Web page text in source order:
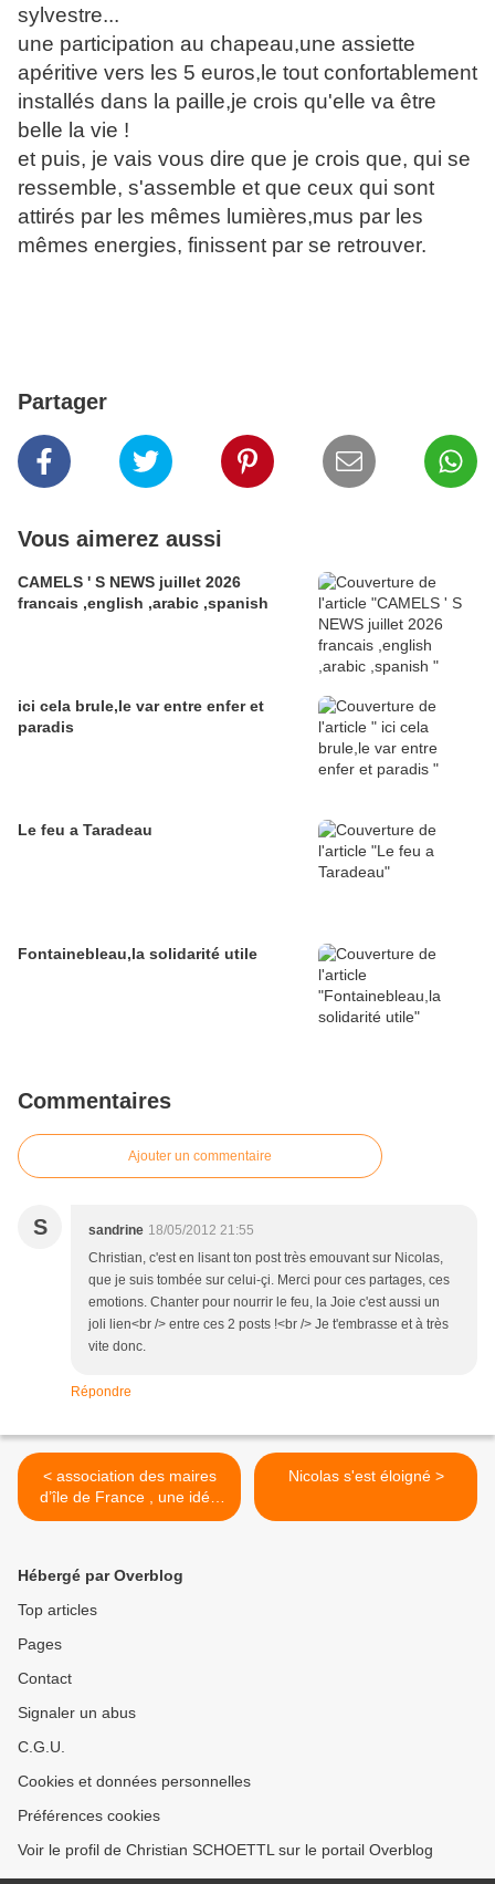
sylvestre...
une participation au chapeau,une assiette
apéritive vers les 5 euros,le tout confortablement
installés dans la paille,je crois qu'elle va être
belle la vie !
et puis, je vais vous dire que je crois que, qui se
ressemble, s'assemble et que ceux qui sont
attirés par les mêmes lumières,mus par les
mêmes energies, finissent par se retrouver.
Partager
Vous aimerez aussi
CAMELS ' S NEWS juillet 2026
francais ,english ,arabic ,spanish
ici cela brule,le var entre enfer et
paradis
Le feu a Taradeau
Fontainebleau,la solidarité utile
Commentaires
Ajouter un commentaire
S sandrine 18/05/2012 21:55
Christian, c'est en lisant ton post très emouvant sur Nicolas,
que je suis tombée sur celui-çi. Merci pour ces partages, ces
emotions. Chanter pour nourrir le feu, la Joie c'est aussi un
joli lien<br /> entre ces 2 posts !<br /> Je t'embrasse et à très
vite donc.
Répondre
< association des maires
d’île de France , une idée
iconoclaste
Nicolas s'est éloigné >
Hébergé par Overblog
Top articles
Pages
Contact
Signaler un abus
C.G.U.
Cookies et données personnelles
Préférences cookies
Voir le profil de Christian SCHOETTL sur le portail Overblog